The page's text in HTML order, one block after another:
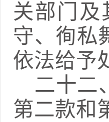
关部门及
守、徇私
依法给予
二十二、
第二款和